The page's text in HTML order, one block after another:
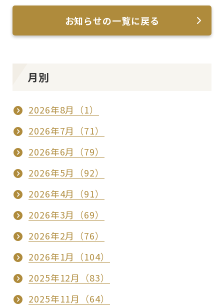
お知らせの一覧に戻る
月別
2026年8月（1）
2026年7月（71）
2026年6月（79）
2026年5月（92）
2026年4月（91）
2026年3月（69）
2026年2月（76）
2026年1月（104）
2025年12月（83）
2025年11月（64）